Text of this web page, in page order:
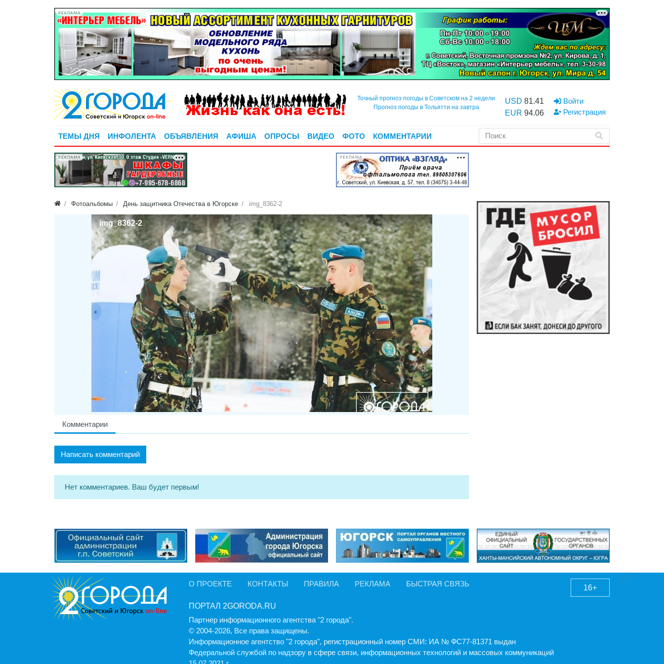
РЕКЛАМА
Точный прогноз погоды в Советском на 2 недели
Прогноз погоды в Тольятти на завтра
USD 81.41
EUR 94.06
Войти
Регистрация
ТЕМЫ ДНЯ ИНФОЛЕНТА ОБЪЯВЛЕНИЯ АФИША ОПРОСЫ ВИДЕО ФОТО КОММЕНТАРИИ
РЕКЛАМА РЕКЛАМА
Фотоальбомы День защитника Отечества в Югорске img_8362-2
img_8362-2
Комментарии
Написать комментарий
Нет комментариев. Ваш будет первым!
О ПРОЕКТЕ КОНТАКТЫ ПРАВИЛА РЕКЛАМА БЫСТРАЯ СВЯЗЬ
ПОРТАЛ 2GORODA.RU
Партнер информационного агентства "2 города".
© 2004-2026, Все права защищены.
Информационное агентство "2 города", регистрационный номер СМИ: ИА № ФС77-81371 выдан
Федеральной службой по надзору в сфере связи, информационных технологий и массовых коммуникаций
16+